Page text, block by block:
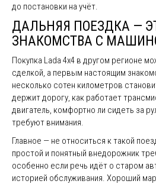
до постановки на учёт.
ДАЛЬНЯЯ ПОЕЗДКА —
ЗНАКОМСТВА С
Покупка Lada 4x4 в другом регионе
сделкой, а первым настоящим
несколько сотен километров
держит дорогу, как работает
двигатель, комфортно ли сидеть за
требуют внимания.
Главное — не относиться к такой
простой и понятный внедорожник
особенно если речь идёт о старом
историей обслуживания. Хороший